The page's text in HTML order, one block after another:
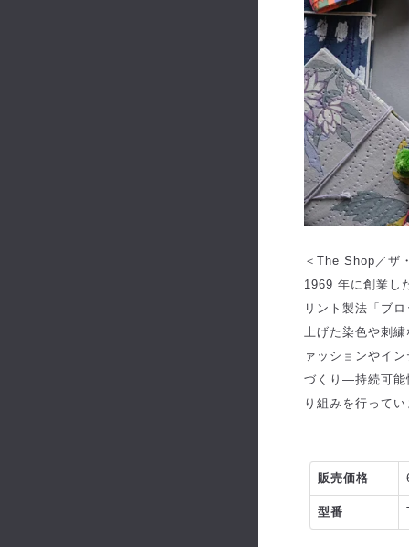
＜The Shop／ザ
1969 年に創業し
リント製法「ブ
上げた染色や刺
ァッションやイ
づくり―持続可能
り組みを行って
販売価格
型番